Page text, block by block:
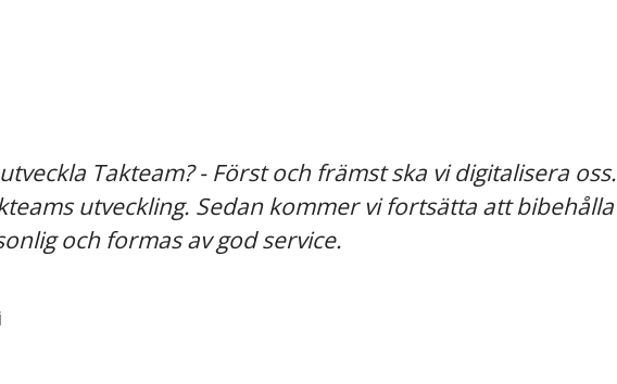
Takteam? - Först och främst ska vi digitalisera
utveckling. Sedan kommer vi fortsätta att
och formas av god service.